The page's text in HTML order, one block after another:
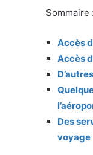
Sommaire :
Accès
Accès
Des
voyage